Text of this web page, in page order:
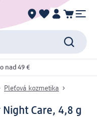
nad 49 €
Pleťová kozmetika
Care, 4,8 g